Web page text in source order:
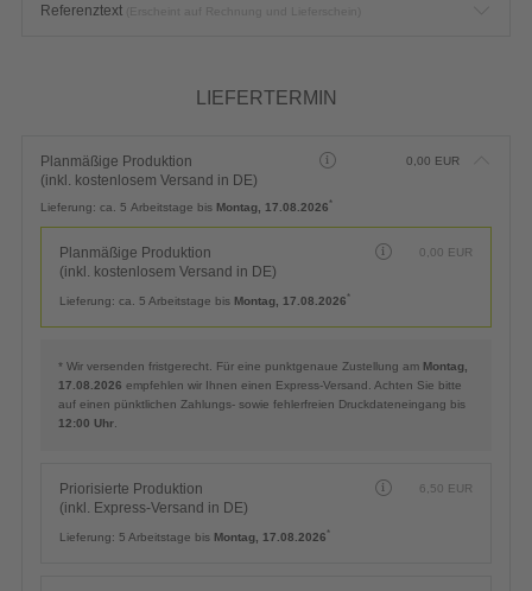
Referenztext
LIEFERTERMIN
Planmäßige Produktion
(inkl. kostenlosem Versand in DE)
0,00 EUR
Lieferung: ca. 5 Arbeitstage bis Montag, 17.08.2026*
Planmäßige Produktion
(inkl. kostenlosem Versand in DE)
0,00 EUR
Lieferung: ca. 5 Arbeitstage bis Montag, 17.08.2026*
* Wir versenden fristgerecht. Für eine punktgenaue Zustellung am Montag,
17.08.2026 empfehlen wir Ihnen einen Express-Versand. Achten Sie bitte
auf einen pünktlichen Zahlungs- sowie fehlerfreien Druckdateneingang bis
12:00 Uhr
Priorisierte Produktion
(inkl. Express-Versand in DE)
6,50 EUR
Lieferung: 5 Arbeitstage bis Montag, 17.08.2026*